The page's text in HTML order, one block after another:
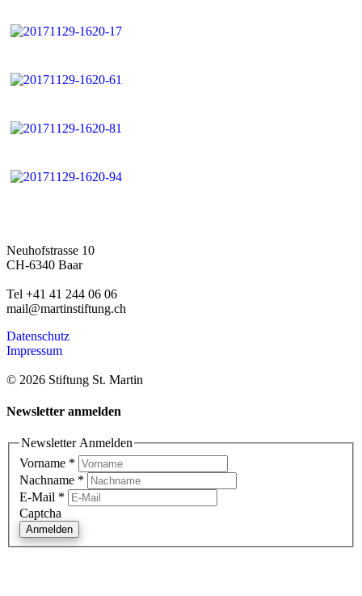
Neuhofstrasse 10
CH-6340 Baar
Tel +41 41 244 06 06
mail@martinstiftung.ch
Datenschutz
Impressum
© 2026 Stiftung St. Martin
Newsletter anmelden
Newsletter Anmelden
Vorname *
Nachname *
E-Mail *
Captcha
Anmelden